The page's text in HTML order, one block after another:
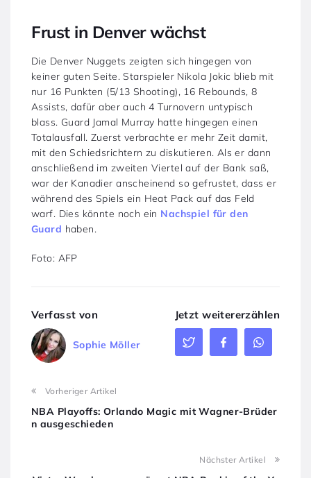
Frust in Denver wächst
Die Denver Nuggets zeigten sich hingegen von
keiner guten Seite. Starspieler Nikola Jokic blieb mit
nur 16 Punkten (5/13 Shooting), 16 Rebounds, 8
Assists, dafür aber auch 4 Turnovern untypisch
blass. Guard Jamal Murray hatte hingegen einen
Totalausfall. Zuerst verbrachte er mehr Zeit damit,
mit den Schiedsrichtern zu diskutieren. Als er dann
anschließend im zweiten Viertel auf der Bank saß,
war der Kanadier anscheinend so gefrustet, dass er
während des Spiels ein Heat Pack auf das Feld
warf. Dies könnte noch ein Nachspiel für den
Guard haben.
Foto: AFP
Verfasst von
Sophie Möller
Jetzt weitererzählen
Vorheriger Artikel
NBA Playoffs: Orlando Magic mit Wagner-Brüder
n ausgeschieden
Nächster Artikel